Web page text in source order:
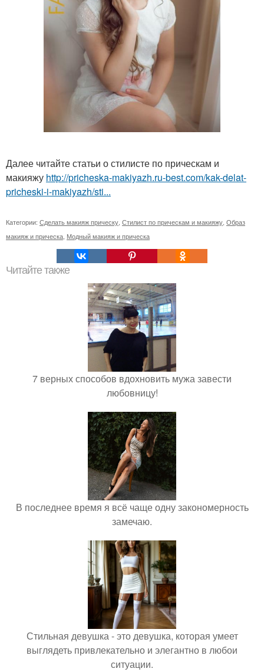
Далее читайте статьи о стилисте по прическам и
макияжу http://pricheska-makiyazh.ru-best.com/kak-delat-
pricheski-i-makiyazh/sti...
Категории: Сделать макияж прическу Стилист по прическам и макияжу Образ
макияж и прическа Модный макияж и прическа
Читайте также
7 верных способов вдохновить мужа завести
любовницу!
В последнее время я всё чаще одну закономерность
замечаю.
Стильная девушка - это девушка, которая умеет
выглядеть привлекательно и элегантно в любои
ситуации.